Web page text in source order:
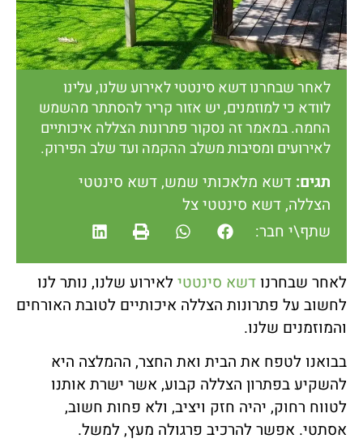
לאחר שבחרנו דשא סינטטי לאירוע שלנו, עלינו
לוודא כי למוזמנים, יש אזור קריר להסתתר מהשמש
החמה. במאמר זה נסקור פתרונות הצללה איכותיים
לאירועים ומסיבות משלב ההקמה ועד שלב הפירוק.
תגים: דשא מלאכותי שמש,דשא סינטטי
הצללה,דשא סינטטי צל
שתף\י חבר:
לאחר שבחרנו דשא סינטטי לאירוע שלנו, נותר לנו
לחשוב על פתרונות הצללה איכותיים לטובת האורחים
והמוזמנים שלנו.
בבואנו לטפח את הבית ואת החצר, ההמלצה היא
להשקיע בפתרון הצללה קבוע, אשר ישרת אותנו
לטווח רחוק, יהיה חזק ויציב, ולא פחות חשוב,
אסתטי. אפשר להרכיב פרגולה מעץ, למשל.